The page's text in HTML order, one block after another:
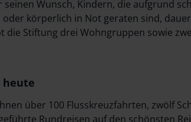
seinen Wunsch, Kindern, die aufgrund
oder körperlich in Not geraten sind,
die Stiftung drei Wohngruppen sowie
heute
über 100 Flusskreuzfahrten, zwölf
Rundreisen auf den schönsten